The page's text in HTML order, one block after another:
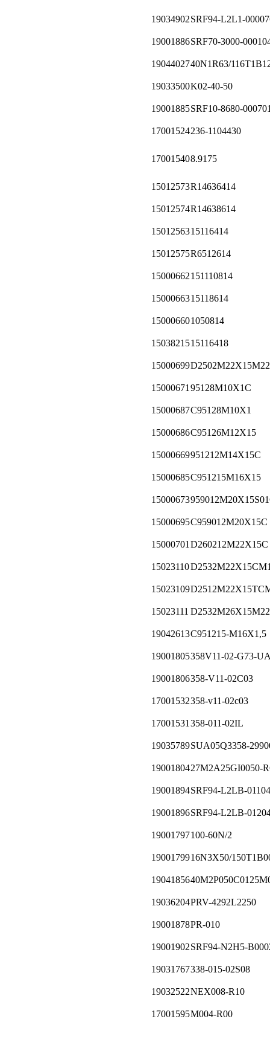
19034902SRF94-L2L1-
19001886SRF70-3000-
1904402740N1R63/
19033500K02-40-50
19001885SRF10-8680-
17001524236-1104430
170015408.9175
15012573R14636414
15012574R14638614
1501256315116414
15012575R6512614
15000662151110814
1500066315118614
150006601050814
1503821515116418
15000699
15000671 95128M10X1C
15000687C95128M10X1
15000686C95126M12X15
15000669951212M14X15C
15000685C951215M16X15
15000673
15000695C959012M20X15C
15000701 D260212M22X15C
15023110
15023109
15023111
19042613C951215-M16X1,5
19001805358V11-02-G73-
19001806358-V11-02С03
17001532358-v11-02c03
17001531 358-011-02IL
19035789SUA05Q3358-
1900180427M2A25GI0050-
19001894SRF94-L2LB-
19001896SRF94-L2LB-
19001797100-60N/2
1900179916N3X50/
19041856
19036204PRV-4292L2250
19001878PR-010
19001902SRF94-N2H5-
19031767338-015-02S08
19032522NEX008-R10
17001595M004-R00